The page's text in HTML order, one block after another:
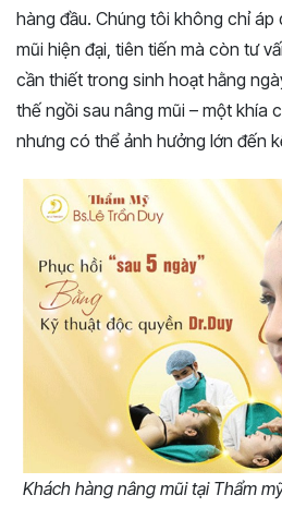
hàng đầu. Chúng tôi không chỉ
mũi hiện đại, tiên tiến mà còn tư
cần thiết trong sinh hoạt hằng
thế ngồi sau nâng mũi – một khía
nhưng có thể ảnh hưởng lớn đến
Khách hàng nâng mũi tại Thẩm